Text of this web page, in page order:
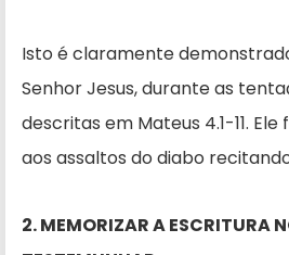
Isto é claramente
Senhor Jesus, durante as
descritas em Mateus 4.1-11.
aos assaltos do diabo
2. MEMORIZAR A ESCRITURA